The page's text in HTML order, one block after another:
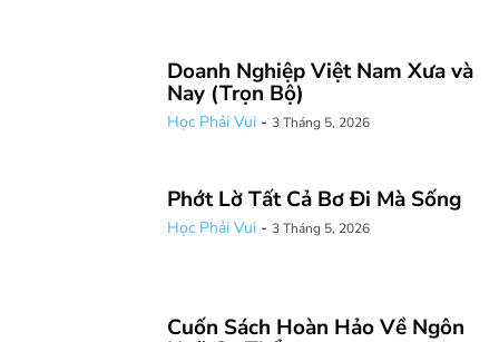
Doanh Nghiệp Việt Nam Xưa và
Nay (Trọn Bộ)
Học Phải Vui - 3 Tháng 5, 2026
Phớt Lờ Tất Cả Bơ Đi Mà Sống
Học Phải Vui - 3 Tháng 5, 2026
Cuốn Sách Hoàn Hảo Về Ngôn